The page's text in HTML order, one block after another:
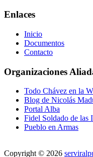
Enlaces
Inicio
Documentos
Contacto
Organizaciones
Todo Chávez en la
Blog de Nicolás
Portal Alba
Fidel Soldado de las
Pueblo en Armas
Copyright © 2026